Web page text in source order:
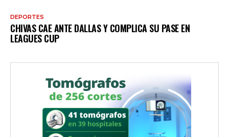
DEPORTES
CHIVAS CAE ANTE DALLAS Y COMPLICA SU PASE EN
LEAGUES CUP